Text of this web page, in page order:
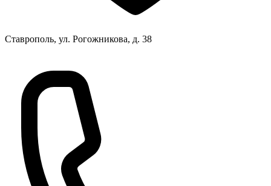
Ставрополь, ул. Рогожникова, д. 38